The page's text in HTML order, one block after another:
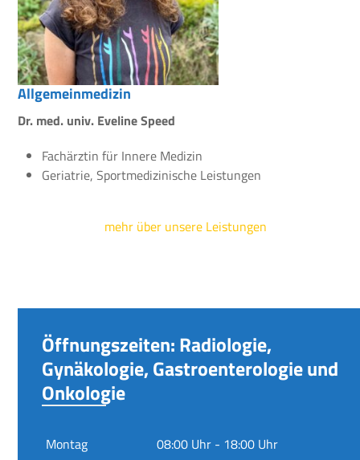
Allgemeinmedizin
Dr. med. univ. Eveline Speed
Fachärztin für Innere Medizin
Geriatrie, Sportmedizinische Leistungen
mehr über unsere Leistungen
Öffnungszeiten: Radiologie,
Gynäkologie, Gastroenterologie und
Onkologie
Montag
08:00 Uhr - 18:00 Uhr